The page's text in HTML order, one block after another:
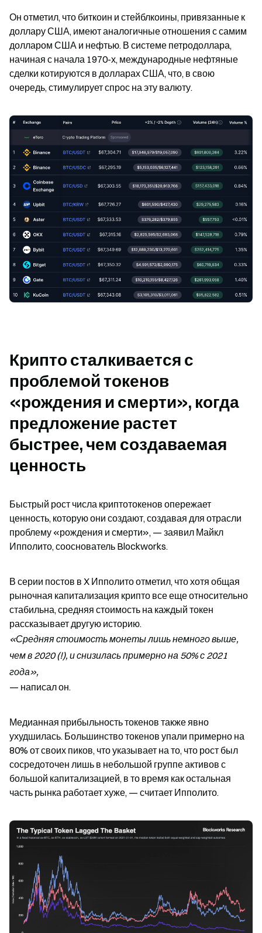
Он отметил, что биткоин и стейблкоины, привязанные к
доллару США, имеют аналогичные отношения с самим
долларом США и нефтью. В системе петродоллара,
начиная с начала 1970-х, международные нефтяные
сделки котируются в долларах США, что, в свою
очередь, стимулирует спрос на эту валюту.
Крипто сталкивается с
проблемой токенов
«рождения и смерти», когда
предложение растет
быстрее, чем создаваемая
ценность
Быстрый рост числа криптотокенов опережает
ценность, которую они создают, создавая для отрасли
проблему «рождения и смерти», — заявил Майкл
Ипполито, сооснователь Blockworks.
В серии постов в X Ипполито отметил, что хотя общая
рыночная капитализация крипто все еще относительно
стабильна, средняя стоимость на каждый токен
рассказывает другую историю.
«Средняя стоимость монеты лишь немного выше,
чем в 2020 (!), и снизилась примерно на 50% с 2021
года»,
— написал он.
Медианная прибыльность токенов также явно
ухудшилась. Большинство токенов упали примерно на
80% от своих пиков, что указывает на то, что рост был
сосредоточен лишь в небольшой группе активов с
большой капитализацией, в то время как остальная
часть рынка работает хуже, — считает Ипполито.